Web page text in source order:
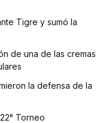
Tigre y sumó la
de una de las cremas
la defensa de la
Torneo